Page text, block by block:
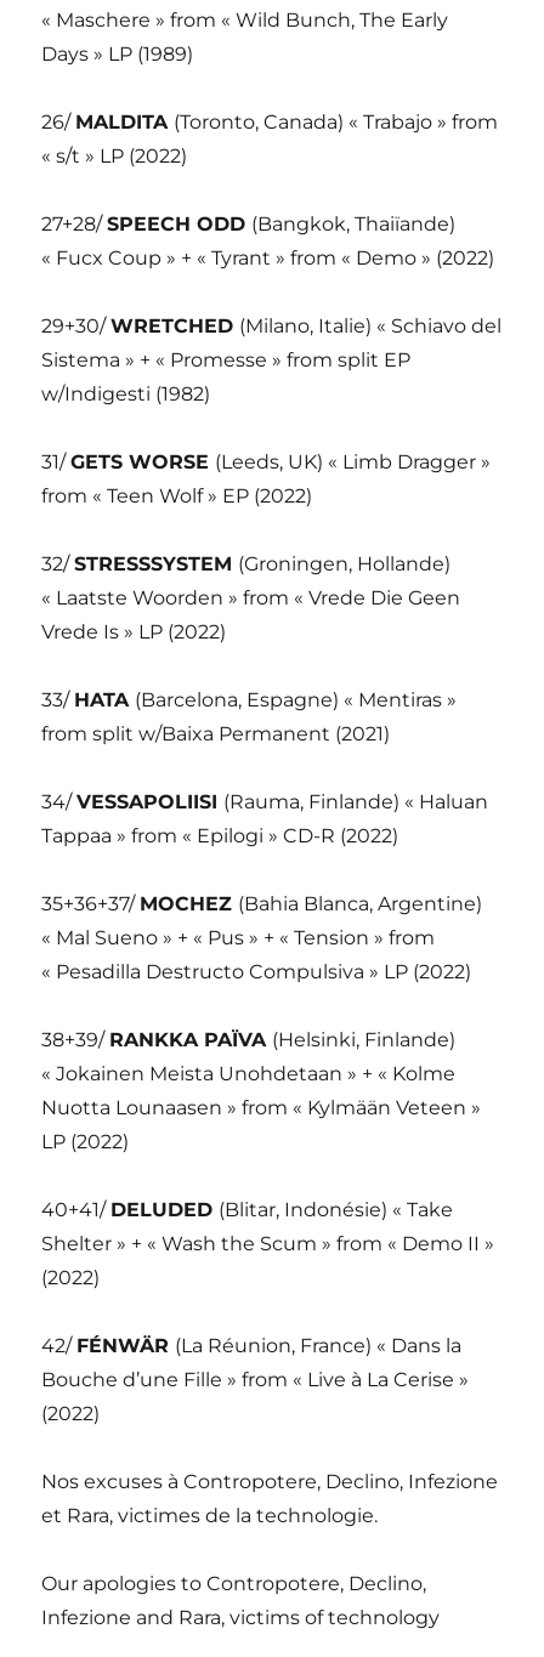
« Maschere » from « Wild Bunch, The Early
Days » LP (1989)
26/ MALDITA (Toronto, Canada) « Trabajo » from
« s/t » LP (2022)
27+28/SPEECH ODD (Bangkok, Thaiïande)
« Fucx Coup » + « Tyrant » from « Demo » (2022)
29+30/WRETCHED (Milano, Italie) « Schiavo del
Sistema » + « Promesse » from split EP
w/Indigesti (1982)
31/GETS WORSE (Leeds, UK) « Limb Dragger »
from « Teen Wolf » EP (2022)
32/STRESSSYSTEM (Groningen, Hollande)
« Laatste Woorden » from « Vrede Die Geen
Vrede Is » LP (2022)
33/ HATA (Barcelona, Espagne) « Mentiras »
from split w/Baixa Permanent (2021)
34/VESSAPOLIISI (Rauma, Finlande) « Haluan
Tappaa » from « Epilogi » CD-R (2022)
35+36+37/ MOCHEZ (Bahia Blanca, Argentine)
« Mal Sueno » + « Pus » + « Tension » from
« Pesadilla Destructo Compulsiva » LP (2022)
38+39/ RANKKA PAÏVA (Helsinki, Finlande)
« Jokainen Meista Unohdetaan » + « Kolme
Nuotta Lounaasen » from « Kylmään Veteen »
LP (2022)
40+41/ DELUDED (Blitar, Indonésie) « Take
Shelter » + « Wash the Scum » from « Demo II »
(2022)
42/ FÉNWÄR (La Réunion, France) « Dans la
Bouche d’une Fille » from « Live à La Cerise »
(2022)
Nos excuses à Contropotere, Declino, Infezione
et Rara, victimes de la technologie.
Our apologies to Contropotere, Declino,
Infezione and Rara, victims of technology